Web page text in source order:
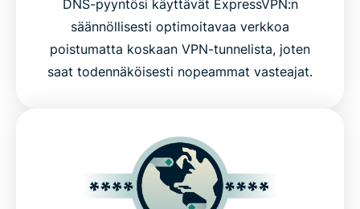
DNS-pyyntösi käyttävät ExpressVPN:n
säännöllisesti optimoitavaa verkkoa
poistumatta koskaan VPN-tunnelista, joten
saat todennäköisesti nopeammat vasteajat.